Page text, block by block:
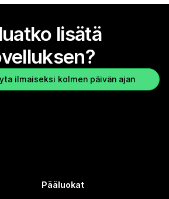
lisätä
ilmaiseksi kolmen päivän ajan
Pääluokat